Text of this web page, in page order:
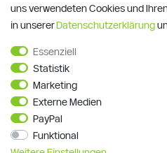
Alle Preise verstehen sich inkl. ges.
© Copyright 2026 | Alle
uns verwendeten Cookies und
in unsererDaten­schutz­erklärung
Essenziell
Statistik
Marketing
Externe Medien
PayPal
Funktional